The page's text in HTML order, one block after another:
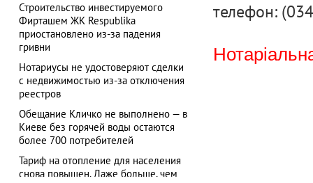
Строительство инвестируемого
Фирташем ЖК Respublika
приостановлено из-за падения
гривни
Нотариусы не удостоверяют сделки
с недвижимостью из-за отключения
реестров
Обещание Кличко не выполнено — в
Киеве без горячей воды остаются
более 700 потребителей
Тариф на отопление для населения
снова повышен. Даже больше, чем
телефон: